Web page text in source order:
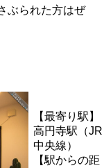
ぶられた方はぜ
【最寄り駅】
高円寺駅（JR
中央線）
【駅からの距